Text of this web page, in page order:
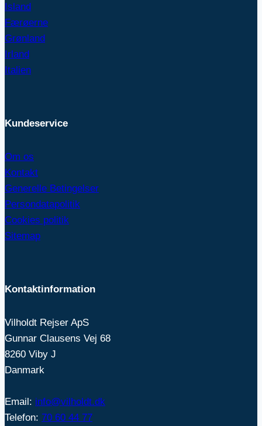
Island
Færøerne
Grønland
Irland
Italien
Kundeservice
Om os
Kontakt
Generelle Betingelser
Persondatapolitik
Cookies politik
Sitemap
Kontaktinformation
Vilholdt Rejser ApS
Gunnar Clausens Vej 68
8260 Viby J
Danmark
Email: info@vilholdt.dk
Telefon: 70 60 44 77